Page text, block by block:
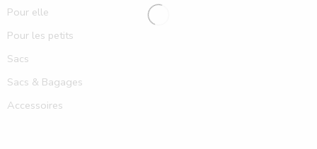
Pour elle
Pour les petits
Sacs
Sacs & Bagages
Accessoires